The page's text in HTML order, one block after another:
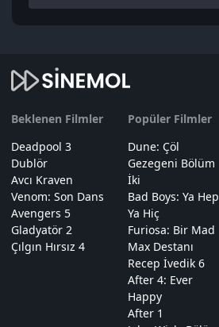
Beklenen Filmler
Deadpool 3
Dublör
Avcı Kraven
Venom: Son Dans
Avengers 5
Gladyatör 2
Çılgın Hırsız 4
Popüler Filmler
Dune: Çöl
Gezegeni Bölüm
İki
Bad Boys: Ya Hep
Ya Hiç
Furiosa: Bir Mad
Max Destanı
Recep İvedik 6
After 4: Ever
Happy
After 1